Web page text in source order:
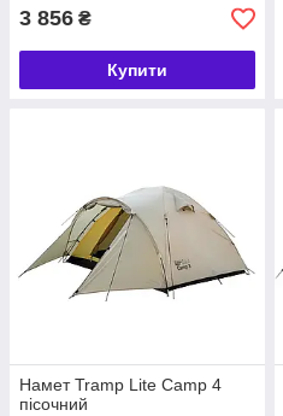
3 856 ₴
Купити
Намет Tramp Lite Camp 4
пісочний